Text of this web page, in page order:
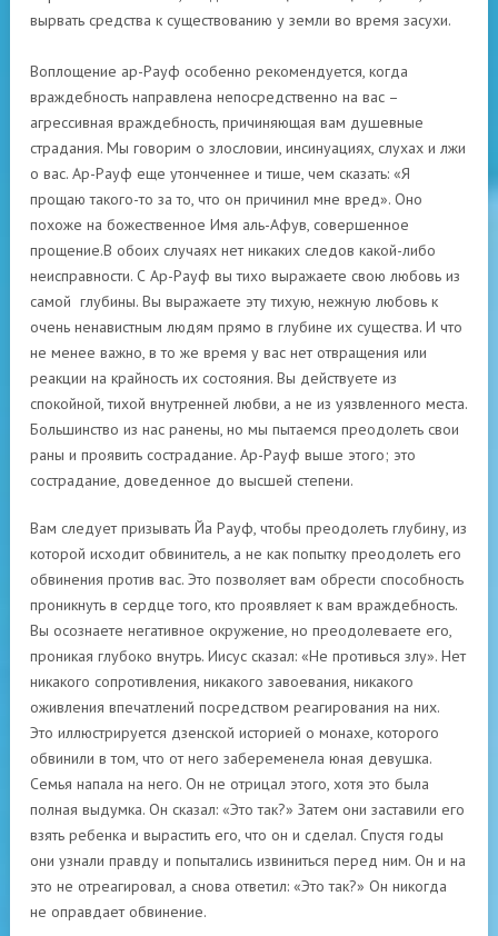
вырвать средства к существованию у земли во время засухи.
Воплощение ар-Рауф особенно рекомендуется, когда
враждебность направлена ​​непосредственно на вас –
агрессивная враждебность, причиняющая вам душевные
страдания. Мы говорим о злословии, инсинуациях, слухах и лжи
о вас. Ар-Рауф еще утонченнее и тише, чем сказать: «Я
прощаю такого-то за то, что он причинил мне вред». Оно
похоже на божественное Имя аль-Афув, совершенное
прощение.В обоих случаях нет никаких следов какой-либо
неисправности. С Ар-Рауф вы тихо выражаете свою любовь из
самой глубины. Вы выражаете эту тихую, нежную любовь к
очень ненавистным людям прямо в глубине их существа. И что
не менее важно, в то же время у вас нет отвращения или
реакции на крайность их состояния. Вы действуете из
спокойной, тихой внутренней любви, а не из уязвленного места.
Большинство из нас ранены, но мы пытаемся преодолеть свои
раны и проявить сострадание. Ар-Рауф выше этого; это
сострадание, доведенное до высшей степени.
Вам следует призывать Йа Рауф, чтобы преодолеть глубину, из
которой исходит обвинитель, а не как попытку преодолеть его
обвинения против вас. Это позволяет вам обрести способность
проникнуть в сердце того, кто проявляет к вам враждебность.
Вы осознаете негативное окружение, но преодолеваете его,
проникая глубоко внутрь. Иисус сказал: «Не противься злу». Нет
никакого сопротивления, никакого завоевания, никакого
оживления впечатлений посредством реагирования на них.
Это иллюстрируется дзенской историей о монахе, которого
обвинили в том, что от него забеременела юная девушка.
Семья напала на него. Он не отрицал этого, хотя это была
полная выдумка. Он сказал: «Это так?» Затем они заставили его
взять ребенка и вырастить его, что он и сделал. Спустя годы
они узнали правду и попытались извиниться перед ним. Он и на
это не отреагировал, а снова ответил: «Это так?» Он никогда
не оправдает обвинение.